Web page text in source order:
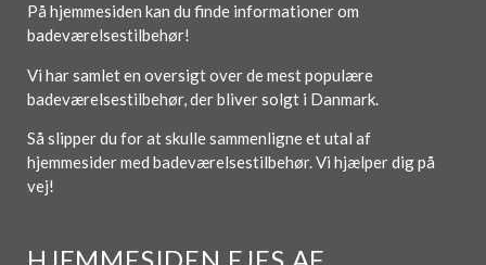
På hjemmesiden kan du finde informationer om
badeværelsestilbehør!
Vi har samlet en oversigt over de mest populære
badeværelsestilbehør, der bliver solgt i Danmark.
Så slipper du for at skulle sammenligne et utal af
hjemmesider med badeværelsestilbehør. Vi hjælper dig på
vej!
HJEMMESIDEN EJES AF